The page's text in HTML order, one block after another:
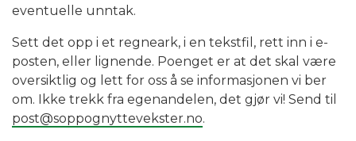
eventuelle unntak.
Sett det opp i et regneark, i en tekstfil, rett inn i e-
posten, eller lignende. Poenget er at det skal være
oversiktlig og lett for oss å se informasjonen vi ber
om. Ikke trekk fra egenandelen, det gjør vi! Send til
post@soppognyttevekster.no.